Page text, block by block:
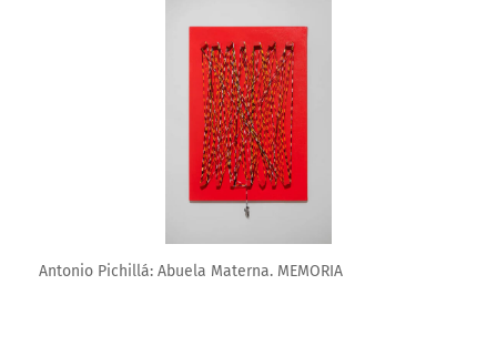
Antonio Pichillá: Abuela Materna. MEMORIA